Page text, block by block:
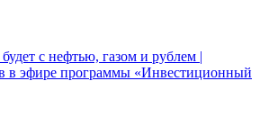
с нефтью, газом и рублем |
в эфире программы «Инвестиционный